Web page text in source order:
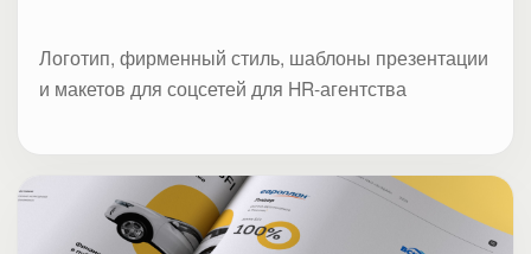
Логотип, фирменный стиль, шаблоны презентации
и макетов для соцсетей для HR-агентства